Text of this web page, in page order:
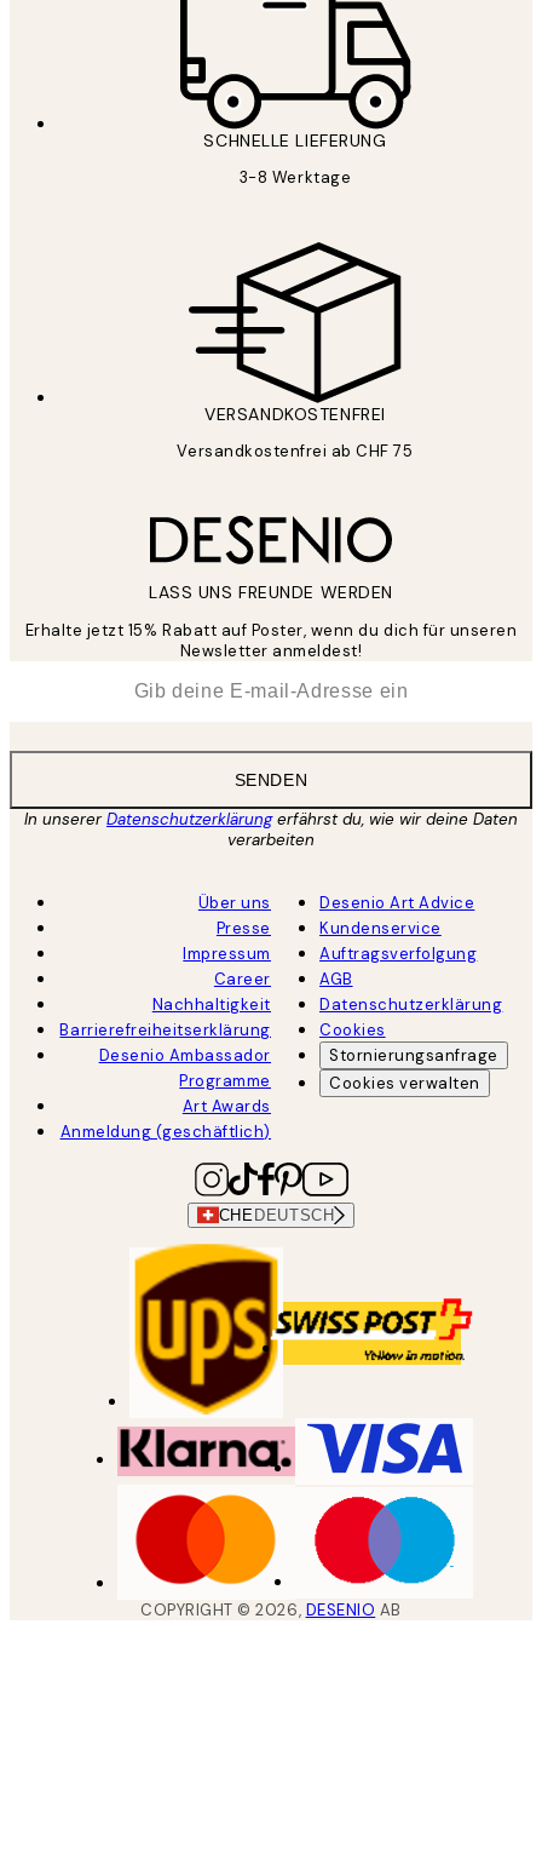
SCHNELLE LIEFERUNG
3-8 Werktage
VERSANDKOSTENFREI
Versandkostenfrei ab CHF 75
LASS UNS FREUNDE WERDEN
Erhalte jetzt 15% Rabatt auf Poster, wenn du dich für unseren
Newsletter anmeldest!
SENDEN
In unsererDatenschutzerklärungerfährst du, wie wir deine Daten
verarbeiten
Über uns
Presse
Impressum
Career
Nachhaltigkeit
Barrierefreiheitserklärung
Desenio Ambassador
Programme
Art Awards
Anmeldung (geschäftlich)
Desenio Art Advice
Kundenservice
Auftragsverfolgung
AGB
Datenschutzerklärung
Cookies
Stornierungsanfrage
Cookies verwalten
CHE DEUTSCH
COPYRIGHT ©2026, DESENIO AB